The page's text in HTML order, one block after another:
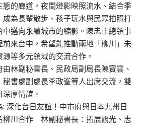
的廊道，夜間燈影映照流水、結合季
為長輩散步、孩子玩水與民眾拍照打
邁向永續城市的縮影。陳忠正總領事
前來台中，希望能推動兩地「柳川」未
等多元領域的交流合作。
林副秘書長、民政局副局長陳寶雲、
書處副處長李政峯等人出席交流，雙
厚情誼。
: 深化台日友誼！中市府與日本九州日
柳川合作 林副秘書長：拓展觀光、志